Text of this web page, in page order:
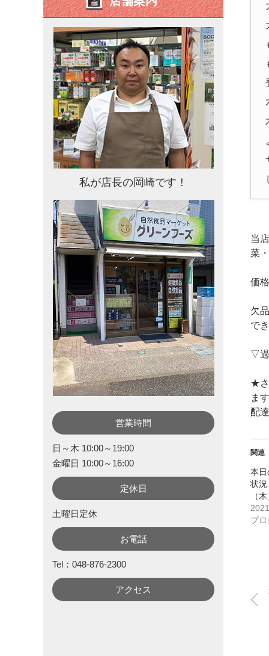
当
菜
価
欠
で
▽過
★さ
ま
配
関連
本日
状
（
ブロ
私が店長の岡崎です！
営業時間
日～木 10:00～19:00
金曜日 10:00～16:00
定休日
土曜日定休
お電話
Tel：048-876-2300
アクセス